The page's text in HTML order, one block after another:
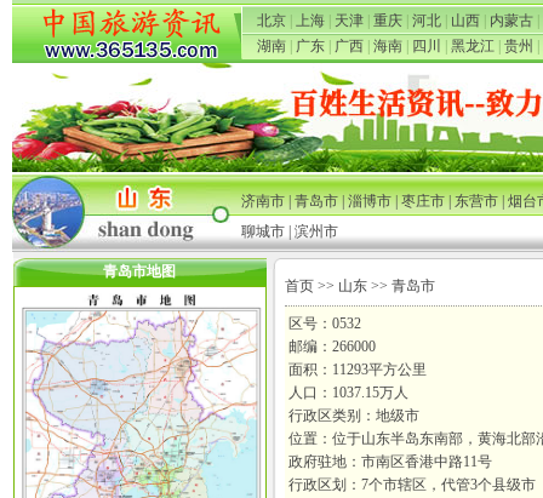
北京 上海 天津 重庆 河北 山西 内蒙古
湖南
广东 广西 海南 四川 黑龙江 贵州
济南市|青岛市|淄博市|枣庄市|东营市|烟台
聊城市 滨州市
青岛市地图
首页>> 山东>> 青岛市
区号：0532
邮编：266000
面积：11293平方公里
人口：1037.15万人
行政区类别：地级市
位置：位于山东半岛东南部，黄海北部
政府驻地：市南区香港中路11号
行政区划：7个市辖区，代管3个县级市